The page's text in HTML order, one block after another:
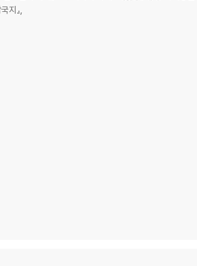
정치
한 왕조를 세우다 | 서역에 생애를 건 반초 | 청렴결백의
| 제1세대 의 퇴장 | 제갈량의 북벌 | 사마씨와 죽림칠현
야의 왕씨 | 대예술가들의 시대 | 환온과 사안 | 동진의
의 시인들 | 중당의 시대상황과 전기소설 | 황소의 난
조의 성립 | 주자학과 남송의 문화 | 금과 남송의 멸망
지』,